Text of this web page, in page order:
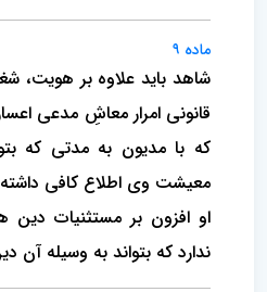
ماده ۹
شاهد باید علاوه بر هویت،
قانونی امرار معاشِ مدعی
که با مدیون به مدتی که
معیشت وی اطلاع کافی
او افزون بر مستثنیات
ندارد که بتواند به‌ وسیله آن